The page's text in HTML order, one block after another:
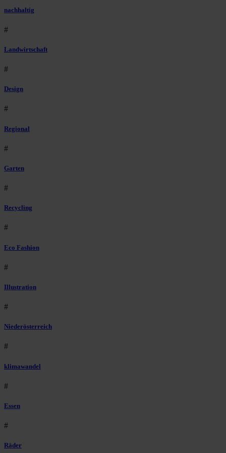
nachhaltig
#
Landwirtschaft
#
Design
#
Regional
#
Garten
#
Recycling
#
Eco Fashion
#
Illustration
#
Niederösterreich
#
klimawandel
#
Essen
#
Räder